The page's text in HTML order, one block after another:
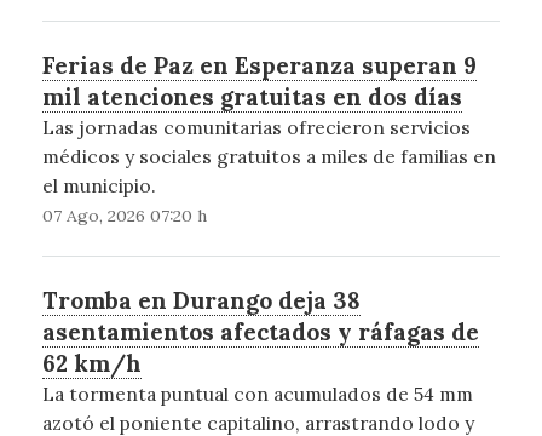
Ferias de Paz en Esperanza superan 9
mil atenciones gratuitas en dos días
Las jornadas comunitarias ofrecieron servicios
médicos y sociales gratuitos a miles de familias en
el municipio.
07 Ago, 2026 07:20 h
Tromba en Durango deja 38
asentamientos afectados y ráfagas de
62 km/h
La tormenta puntual con acumulados de 54 mm
azotó el poniente capitalino, arrastrando lodo y